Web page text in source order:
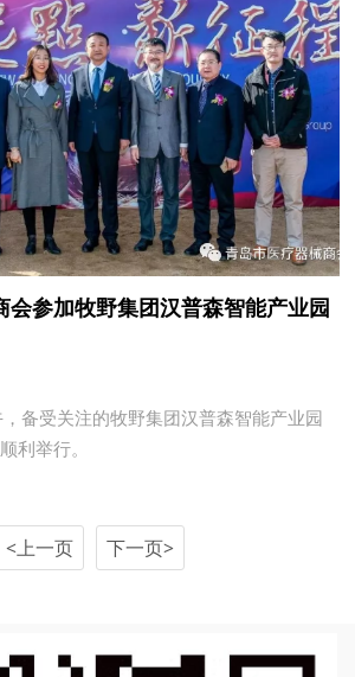
会参加牧野集团汉普森智能产业园
备受关注的牧野集团汉普森智能产业园
利举行。
<上一页 下一页>